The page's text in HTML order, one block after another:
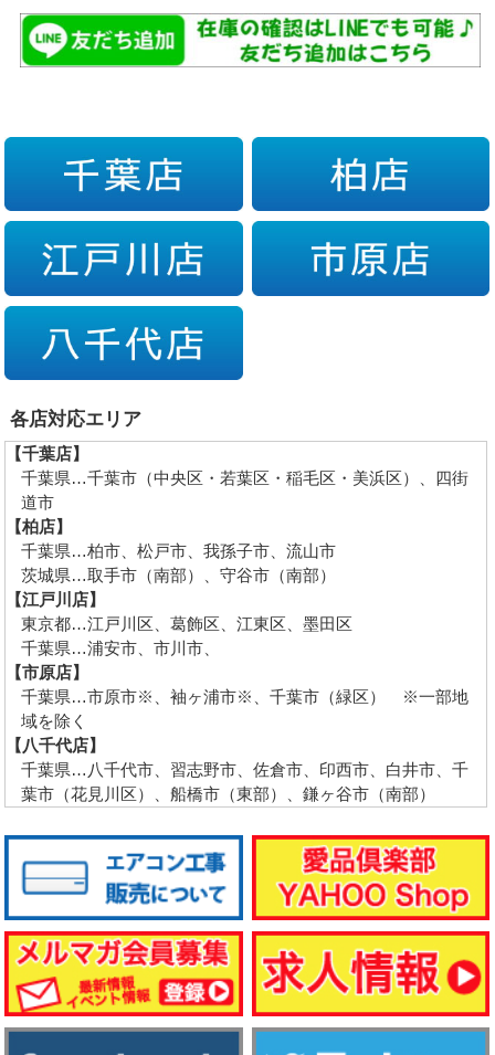
各店対応エリア
【千葉店】
千葉県…千葉市（中央区・若葉区・稲毛区・美浜区）、四街
道市
【柏店】
千葉県…柏市、松戸市、我孫子市、流山市
茨城県…取手市（南部）、守谷市（南部）
【江戸川店】
東京都…江戸川区、葛飾区、江東区、墨田区
千葉県…浦安市、市川市、
【市原店】
千葉県…市原市※、袖ヶ浦市※、千葉市（緑区） ※一部地
域を除く
【八千代店】
千葉県…八千代市、習志野市、佐倉市、印西市、白井市、千
葉市（花見川区）、船橋市（東部）、鎌ヶ谷市（南部）